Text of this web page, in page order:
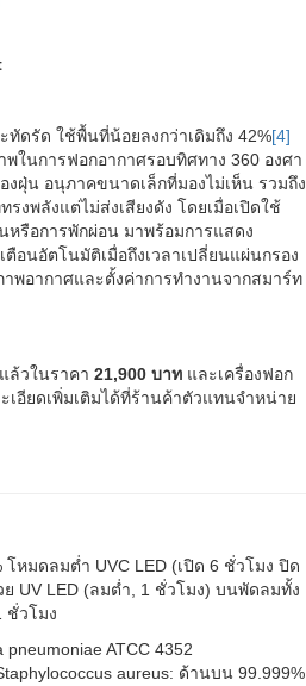
ทัดรัด ใช้พื้นที่น้อยลงกว่าเดิมถึง 42%[4]
ในการฟอกอากาศรอบทิศทาง 360 องศา
งฝุ่น อนุภาคขนาดเล็กที่มองไม่เห็น รวมถึง
งพลังแต่ไม่ส่งเสียงดัง โดยเมื่อเปิดใช้
หรือการพักผ่อน มาพร้อมการแสดง
นอัตโนมัติเมื่อถึงเวลาเปลี่ยนแผ่นกรอง
พอากาศและตั้งค่าการทำงานจากสมาร์ท
ล้วในราคา 21,900 บาท และเครื่องฟอก
เอียดเพิ่มเติมได้ที่ร้านค้าตัวแทนจำหน่าย
มดลมต่ำ UVC LED (เปิด 6 ชั่วโมง ปิด
UV LED (ลมต่ำ, 1 ชั่วโมง) บนพัดลมทั้ง
ชั่วโมง
ATCC 4352
aureus: ด้านบน 99.999%,